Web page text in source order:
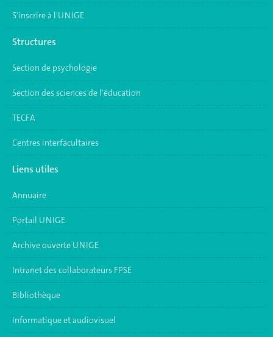
S'inscrire à l'UNIGE
Structures
Section de psychologie
Section des sciences de l'éducation
TECFA
Centres interfacultaires
Liens utiles
Annuaire
Portail UNIGE
Archive ouverte UNIGE
Intranet des collaborateurs FPSE
Bibliothèque
Informatique et audiovisuel